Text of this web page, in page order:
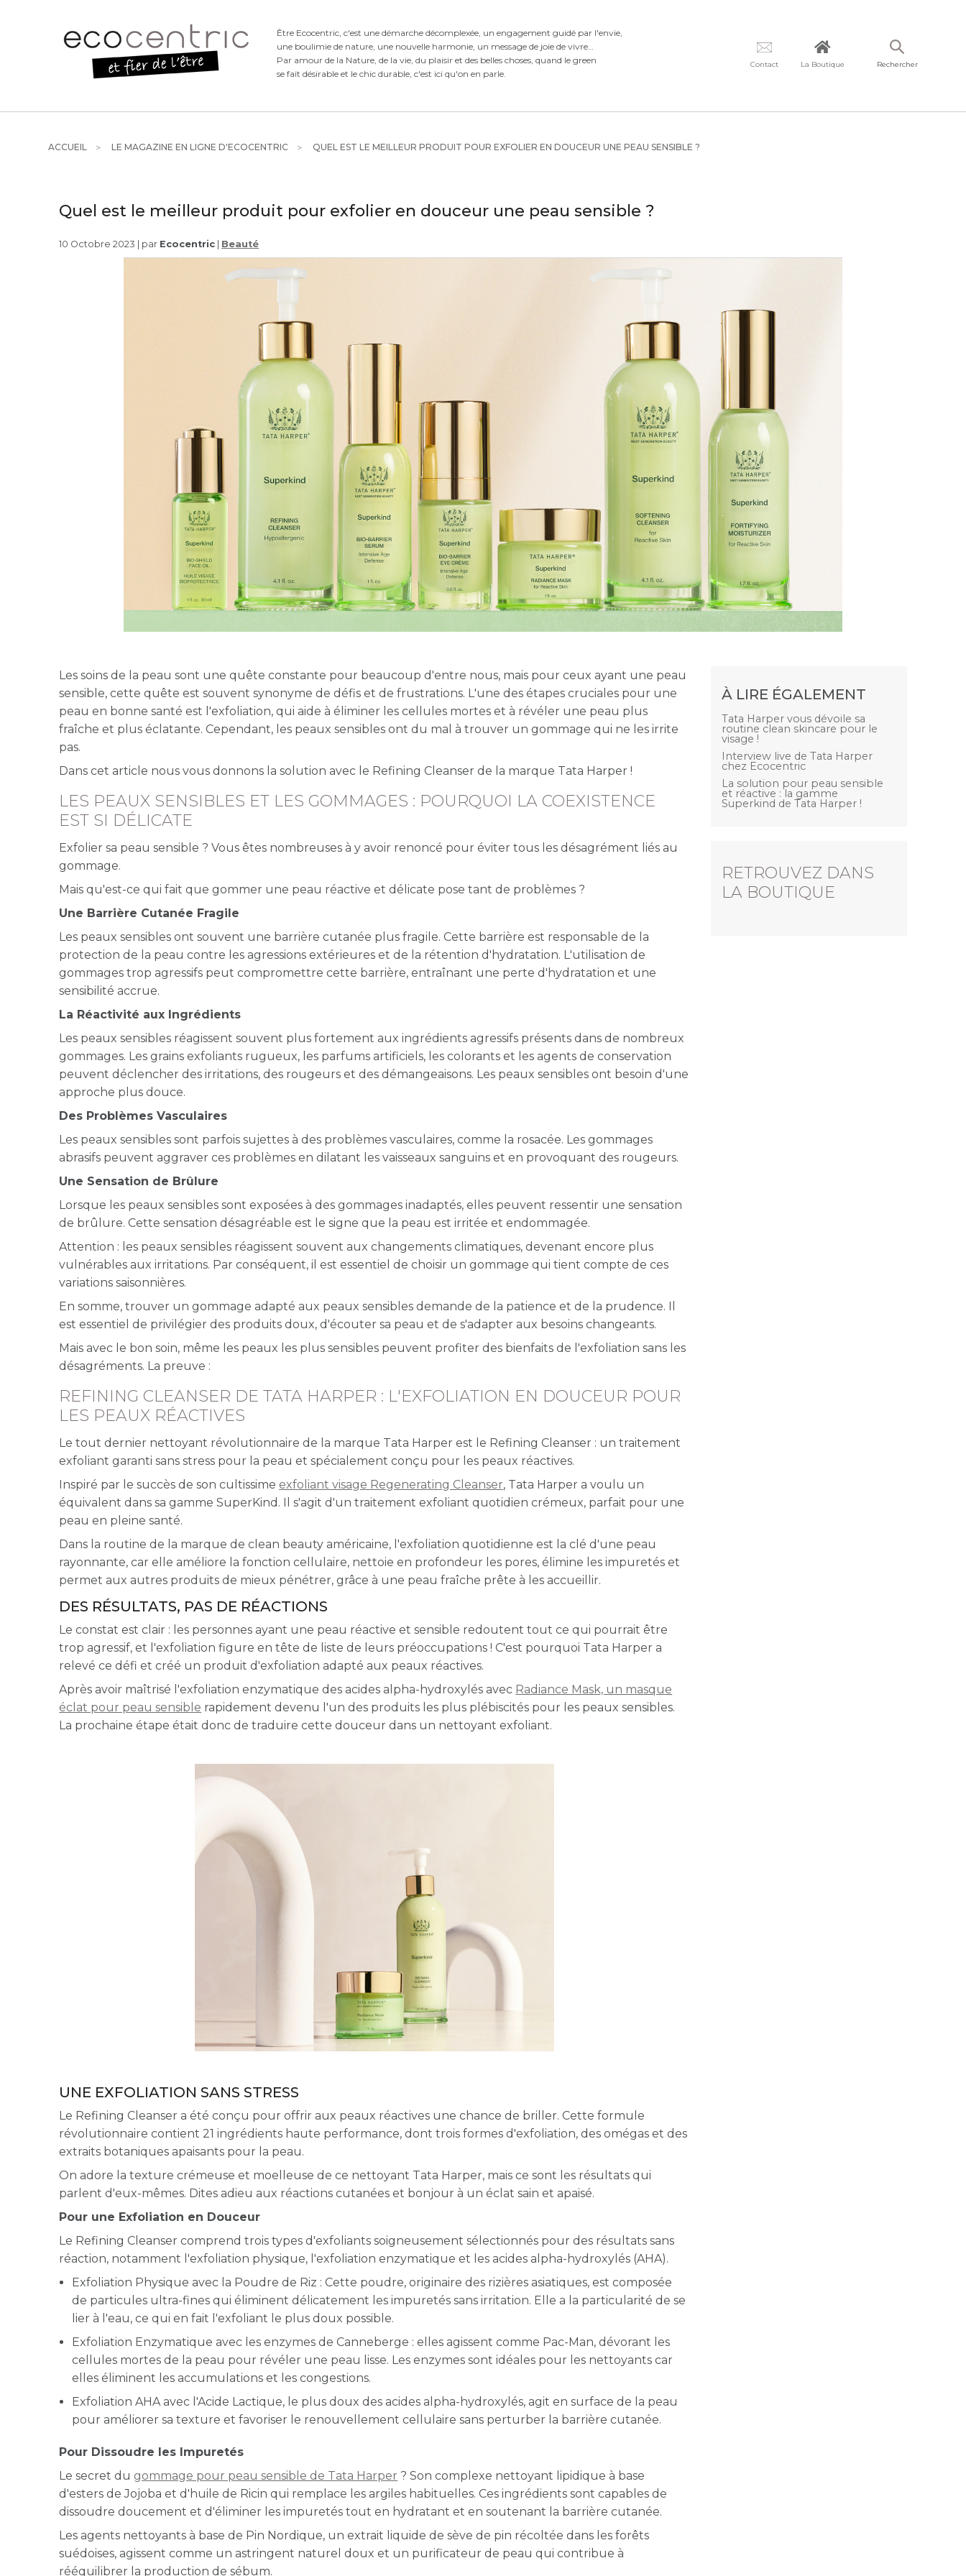
Être Ecocentric, c'est une démarche décomplexée, un engagement guidé par l'envie,
une boulimie de nature, une nouvelle harmonie, un message de joie de vivre
Par amour de la Nature, de la vie, du plaisir et des belles choses, quand le green
se fait désirable et le chic durable, c'est ici qu'on en parle.
Contact La Boutique Rechercher
ACCUEIL LE MAGAZINE EN LIGNE D'ECOCENTRIC QUEL EST LE MEILLEUR PRODUIT POUR EXFOLIER EN DOUCEUR UNE PEAU SENSIBLE ?
Quel est le meilleur produit pour exfolier en douceur une peau sensible ?
10 Octobre 2023 | par Ecocentric Beauté
Les soins de la peau sont une quête constante pour beaucoup d'entre nous, mais pour ceux ayant une peau
sensible, cette quête est souvent synonyme de défis et de frustrations. L'une des étapes cruciales pour une
peau en bonne santé est l'exfoliation, qui aide à éliminer les cellules mortes et à révéler une peau plus
fraîche et plus éclatante. Cependant, les peaux sensibles ont du mal à trouver un gommage qui ne les irrite
pas.
Dans cet article nous vous donnons la solution avec le Refining Cleanser de la marque Tata Harper !
LES PEAUX SENSIBLES ET LES GOMMAGES : POURQUOI LA COEXISTENCE
EST SI DÉLICATE
Exfolier sa peau sensible ? Vous êtes nombreuses à y avoir renoncé pour éviter tous les désagrément liés au
gommage.
Mais qu'est-ce qui fait que gommer une peau réactive et délicate pose tant de problèmes ?
Une Barrière Cutanée Fragile
Les peaux sensibles ont souvent une barrière cutanée plus fragile. Cette barrière est responsable de la
protection de la peau contre les agressions extérieures et de la rétention d'hydratation. L'utilisation de
gommages trop agressifs peut compromettre cette barrière, entraînant une perte d'hydratation et une
sensibilité accrue.
La Réactivité aux Ingrédients
Les peaux sensibles réagissent souvent plus fortement aux ingrédients agressifs présents dans de nombreux
gommages. Les grains exfoliants rugueux, les parfums artificiels, les colorants et les agents de conservation
peuvent déclencher des irritations, des rougeurs et des démangeaisons. Les peaux sensibles ont besoin d'une
approche plus douce.
Des Problèmes Vasculaires
Les peaux sensibles sont parfois sujettes à des problèmes vasculaires, comme la rosacée. Les gommages
abrasifs peuvent aggraver ces problèmes en dilatant les vaisseaux sanguins et en provoquant des rougeurs.
Une Sensation de Brûlure
Lorsque les peaux sensibles sont exposées à des gommages inadaptés, elles peuvent ressentir une sensation
de brûlure. Cette sensation désagréable est le signe que la peau est irritée et endommagée.
Attention : les peaux sensibles réagissent souvent aux changements climatiques, devenant encore plus
vulnérables aux irritations. Par conséquent, il est essentiel de choisir un gommage qui tient compte de ces
variations saisonnières.
En somme, trouver un gommage adapté aux peaux sensibles demande de la patience et de la prudence. Il
est essentiel de privilégier des produits doux, d'écouter sa peau et de s'adapter aux besoins changeants.
Mais avec le bon soin, même les peaux les plus sensibles peuvent profiter des bienfaits de l'exfoliation sans les
désagréments. La preuve :
REFINING CLEANSER DE TATA HARPER : L'EXFOLIATION EN DOUCEUR POUR
LES PEAUX RÉACTIVES
Le tout dernier nettoyant révolutionnaire de la marque Tata Harper est le Refining Cleanser : un traitement
exfoliant garanti sans stress pour la peau et spécialement conçu pour les peaux réactives.
Inspiré par le succès de son cultissime exfoliant visage Regenerating Cleanser, Tata Harper a voulu un
équivalent dans sa gamme SuperKind. Il s'agit d'un traitement exfoliant quotidien crémeux, parfait pour une
peau en pleine santé.
Dans la routine de la marque de clean beauty américaine, l'exfoliation quotidienne est la clé d'une peau
rayonnante, car elle améliore la fonction cellulaire, nettoie en profondeur les pores, élimine les impuretés et
permet aux autres produits de mieux pénétrer, grâce à une peau fraîche prête à les accueillir.
DES RÉSULTATS, PAS DE RÉACTIONS
Le constat est clair : les personnes ayant une peau réactive et sensible redoutent tout ce qui pourrait être
trop agressif, et l'exfoliation figure en tête de liste de leurs préoccupations ! C'est pourquoi Tata Harper a
relevé ce défi et créé un produit d'exfoliation adapté aux peaux réactives.
Après avoir maîtrisé l'exfoliation enzymatique des acides alpha-hydroxylés avec Radiance Mask, un masque
éclat pour peau sensible rapidement devenu l'un des produits les plus plébiscités pour les peaux sensibles.
La prochaine étape était donc de traduire cette douceur dans un nettoyant exfoliant.
UNE EXFOLIATION SANS STRESS
Le Refining Cleanser a été conçu pour offrir aux peaux réactives une chance de briller. Cette formule
révolutionnaire contient 21 ingrédients haute performance, dont trois formes d'exfoliation, des omégas et des
extraits botaniques apaisants pour la peau.
On adore la texture crémeuse et moelleuse de ce nettoyant Tata Harper, mais ce sont les résultats qui
parlent d'eux-mêmes. Dites adieu aux réactions cutanées et bonjour à un éclat sain et apaisé.
Pour une Exfoliation en Douceur
Le Refining Cleanser comprend trois types d'exfoliants soigneusement sélectionnés pour des résultats sans
réaction, notamment l'exfoliation physique, l'exfoliation enzymatique et les acides alpha-hydroxylés (AHA).
Exfoliation Physique avec la Poudre de Riz : Cette poudre, originaire des rizières asiatiques, est composée
de particules ultra-fines qui éliminent délicatement les impuretés sans irritation. Elle a la particularité de se
lier à l'eau, ce qui en fait l'exfoliant le plus doux possible.
Exfoliation Enzymatique avec les enzymes de Canneberge : elles agissent comme Pac-Man, dévorant les
cellules mortes de la peau pour révéler une peau lisse. Les enzymes sont idéales pour les nettoyants car
elles éliminent les accumulations et les congestions.
Exfoliation AHA avec l'Acide Lactique, le plus doux des acides alpha-hydroxylés, agit en surface de la peau
pour améliorer sa texture et favoriser le renouvellement cellulaire sans perturber la barrière cutanée.
Pour Dissoudre les Impuretés
Le secret du gommage pour peau sensible de Tata Harper ? Son complexe nettoyant lipidique à base
d'esters de Jojoba et d'huile de Ricin qui remplace les argiles habituelles. Ces ingrédients sont capables de
dissoudre doucement et d'éliminer les impuretés tout en hydratant et en soutenant la barrière cutanée.
Les agents nettoyants à base de Pin Nordique, un extrait liquide de sève de pin récoltée dans les forêts
suédoises, agissent comme un astringent naturel doux et un purificateur de peau qui contribue à
rééquilibrer la production de sébum.
À LIRE ÉGALEMENT
Tata Harper vous dévoile sa
routine clean skincare pour le
visage !
Interview live de Tata Harper
chez Ecocentric
La solution pour peau sensible
et réactive : la gamme
Superkind de Tata Harper !
RETROUVEZ DANS
LA BOUTIQUE